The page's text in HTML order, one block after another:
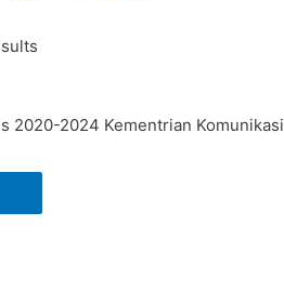
2020-2024 Kementrian Komunikasi